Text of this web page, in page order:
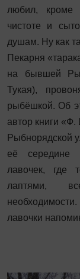
любил, кроме
чистоте и
душам. Ну как
Пекарня
на бывшей
Тукая),
рыбёшкой. Об
автор книги
Рыбнорядской
её середине
лавочек, где
лаптями,
лавочки